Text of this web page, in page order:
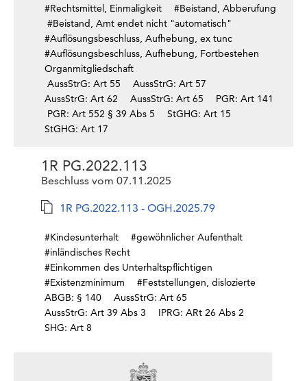
#Rechtsmittel, Einmaligkeit
#Beistand, Abberufung
#Beistand, Amt endet nicht "automatisch"
#Auflösungsbeschluss, Aufhebung, ex tunc
#Auflösungsbeschluss, Aufhebung, Fortbestehen
Organmitgliedschaft
AussStrG: Art 55
AussStrG: Art 57
AussStrG: Art 62
AussStrG: Art 65
PGR: Art 141
PGR: Art 552 § 39 Abs 5
StGHG: Art 15
StGHG: Art 17
1R PG.2022.113
Beschluss vom 07.11.2025
1R PG.2022.113 - OGH.2025.79
#Kindesunterhalt
#gewöhnlicher Aufenthalt
#inländisches Recht
#Einkommen des Unterhaltspflichtigen
#Existenzminimum
#Feststellungen, dislozierte
ABGB: § 140
AussStrG: Art 65
AussStrG: Art 39 Abs 3
IPRG: ARt 26 Abs 2
SHG: Art 8